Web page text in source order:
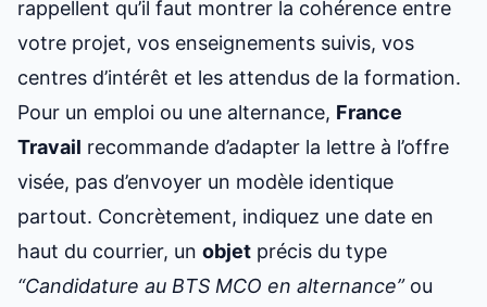
rappellent qu’il faut montrer la cohérence entre
votre projet, vos enseignements suivis, vos
centres d’intérêt et les attendus de la formation.
Pour un emploi ou une alternance, France
Travail recommande d’adapter la lettre à l’offre
visée, pas d’envoyer un modèle identique
partout. Concrètement, indiquez une date en
haut du courrier, un objet précis du type
“Candidature au BTS MCO en alternance”ou